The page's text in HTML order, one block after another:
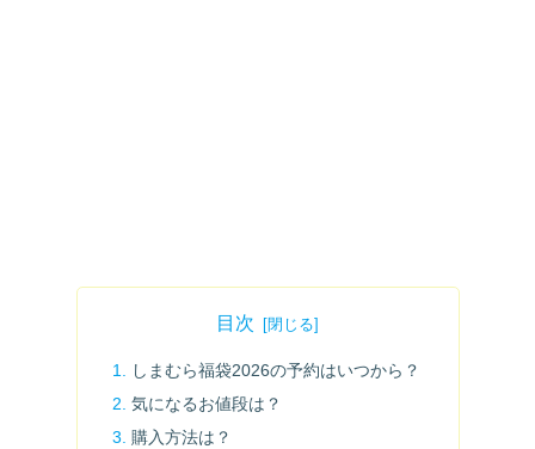
目次
しまむら福袋2026の予約はいつから？
気になるお値段は？
購入方法は？